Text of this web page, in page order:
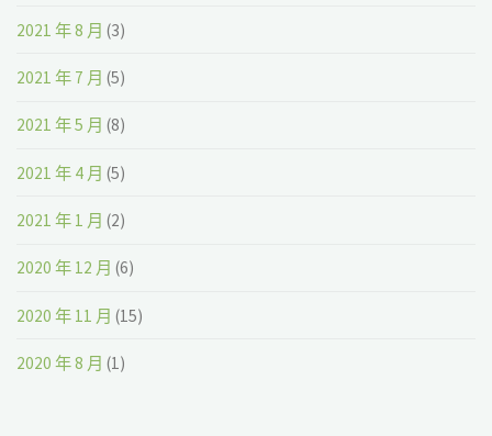
2021 年 8 月 (3)
2021 年 7 月 (5)
2021 年 5 月 (8)
2021 年 4 月 (5)
2021 年 1 月 (2)
2020 年 12 月 (6)
2020 年 11 月 (15)
2020 年 8 月 (1)